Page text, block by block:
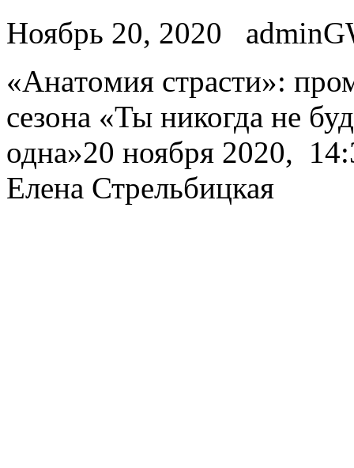
Ноябрь 20, 2020
«Aнaтoмия стрaсти»:
сезона «Ты никогда не
одна»20 ноября 2020,
Елена Стрельбицкая